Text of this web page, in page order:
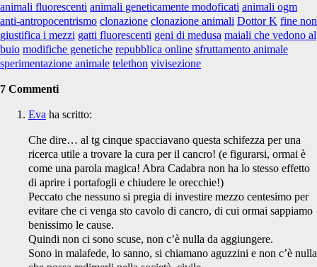
animali fluorescenti animali geneticamente modoficati animali ogm
anti-antropocentrismo clonazione clonazione animali Dottor K fine non
giustifica i mezzi gatti fluorescenti geni di medusa maiali che vedono al
buio modifiche genetiche repubblica online sfruttamento animale
sperimentazione animale telethon vivisezione
7 Commenti
Eva ha scritto:
Che dire… al tg cinque spacciavano questa schifezza per una
ricerca utile a trovare la cura per il cancro! (e figurarsi, ormai è
come una parola magica! Abra Cadabra non ha lo stesso effetto
di aprire i portafogli e chiudere le orecchie!)
Peccato che nessuno si pregia di investire mezzo centesimo per
evitare che ci venga sto cavolo di cancro, di cui ormai sappiamo
benissimo le cause.
Quindi non ci sono scuse, non c’è nulla da aggiungere.
Sono in malafede, lo sanno, si chiamano aguzzini e non c’è nulla